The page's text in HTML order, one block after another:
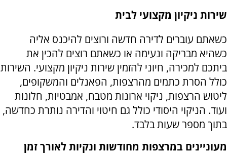
שירות ניקיון מקצועי לבית
כשאתם עוברים לדירה חדשה ורוצים להיכנס אליה
כשהיא מבריקה ונעימה או כשאתם רוצים להכין את
ביתכם למכירה, חיוני להזמין שירות ניקיון מקצועי. השירות
כולל הסרת כתמים מהרצפות, הפאנלים והמשקופים,
ליטוש הרצפות, ניקוי ארונות מטבח, אמבטיות, חלונות
ועוד. הניקוי היסודי כולל גם חיטוי והדירה נותרת כחדשה,
בתוך מספר שעות בלבד.
מעוניינים במרצפות מחודשות ונקיות לאורך זמן